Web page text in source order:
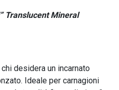
Translucent Mineral
desidera un incarnato
Ideale per carnagioni